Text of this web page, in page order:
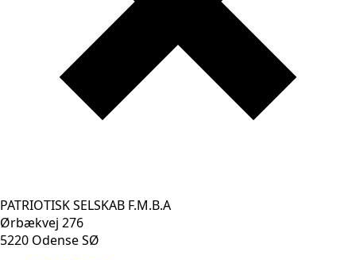
PATRIOTISK SELSKAB F.M.B.A
Ørbækvej 276
5220 Odense SØ